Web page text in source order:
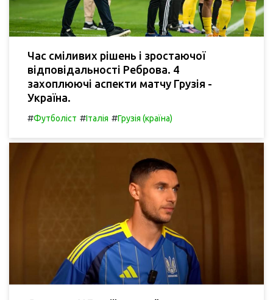
Час сміливих рішень і зростаючої
відповідальності Реброва. 4
захоплюючі аспекти матчу Грузія -
Україна.
#Футболіст #Італія #Грузія (країна)